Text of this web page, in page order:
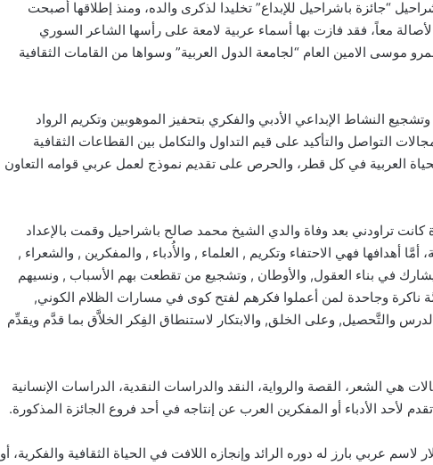
باشراحيل “جائزة باشراحيل للإبداع” تخليدا لذكرى والده، ومنذ إطلاقها أصبحت
معاً، فقد فازت بها أسماء عربية لامعة على رأسها الشاعر السوري
موسى الامين العام “لجامعة الدول العربية” وسواها من القامات الثقافية
النشاط الإبداعي الأدبي والفكري بتحفيز الموهوبين وتكريم الرواد
التواصل والتأكيد على قيم التداول والتكامل بين القطاعات الثقافية
العربية في كل قطر، والحرص على تقديم نموذج لعمل عربي قوامه التعاون
تراودني بعد وفاة والدي الشيخ محمد صالح باشراحيل وقمت بالإعداد
أهدافها فهي الاحتفاء وتكريم , العلماء , والأُدباء , والمفكرين , والشعراء ,
في بناء العقول, والأوطان , وتشجيع من تقطعت بهم الأسباب , ونسيهم
أُمَّة ناكرة وجاحدة لمن أعملوا فكرهم لفتح كوى في مسارات الظلام الكوني,
والتَّحصيل, وعلى الخلق, والابتكار لاستنطاق الفِكر الخلاَّق بما قدَّم ويقدِّم
هي الشعر، القصة والرواية، النقد والدراسات النقدية، الدراسات الإنسانية
تقديرية استثنائية قيمتها 30 ألف دولار لاسم عربي بارز له دوره الرائد وإنجازه اللافت في الحياة الثقافية والفكرية، أو